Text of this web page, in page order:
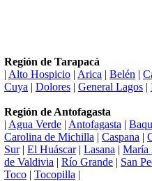
Región de Tarapacá
| Alto Hospicio | Arica | Belén |
Cuya | Dolores | General Lagos |
Región de Antofagasta
| Agua Verde | Antofagasta |
Carolina de Michilla | Caspana |
Sur| El Huáscar| Lasana | María
de Valdivia | Río Grande | San
Toco | Tocopilla |